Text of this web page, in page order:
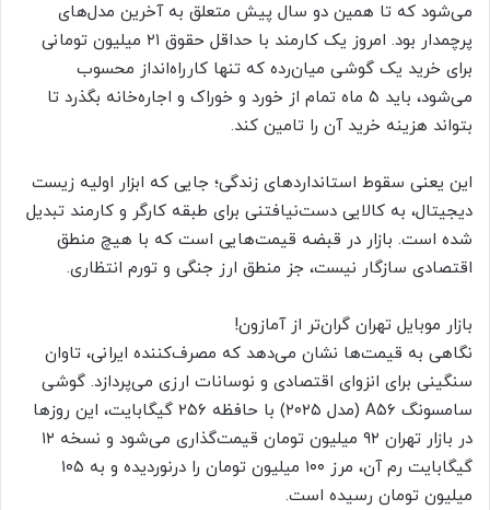
می‌شود که تا همین دو سال پیش متعلق به آخرین مدل‌های
پرچمدار بود. امروز یک کارمند با حداقل حقوق ۲۱ میلیون تومانی
برای خرید یک گوشی میان‌رده که تنها کارراه‌انداز محسوب
می‌شود، باید ۵ ماه تمام از خورد و خوراک و اجاره‌خانه بگذرد تا
بتواند هزینه خرید آن را تامین کند.
این یعنی سقوط استاندارد‌های زندگی؛ جایی که ابزار اولیه زیست
دیجیتال، به کالایی دست‌نیافتنی برای طبقه کارگر و کارمند تبدیل
شده است. بازار در قبضه قیمت‌هایی است که با هیچ منطق
اقتصادی سازگار نیست، جز منطق ارز جنگی و تورم انتظاری.
بازار موبایل تهران گران‌تر از آمازون!
نگاهی به قیمت‌ها نشان می‌دهد که مصرف‌کننده ایرانی، تاوان
سنگینی برای انزوای اقتصادی و نوسانات ارزی می‌پردازد. گوشی
سامسونگ A۵۶ (مدل ۲۰۲۵) با حافظه ۲۵۶ گیگابایت، این روز‌ها
در بازار تهران ۹۲ میلیون تومان قیمت‌گذاری می‌شود و نسخه ۱۲
گیگابایت رم آن، مرز ۱۰۰ میلیون تومان را درنوردیده و به ۱۰۵
میلیون تومان رسیده است.